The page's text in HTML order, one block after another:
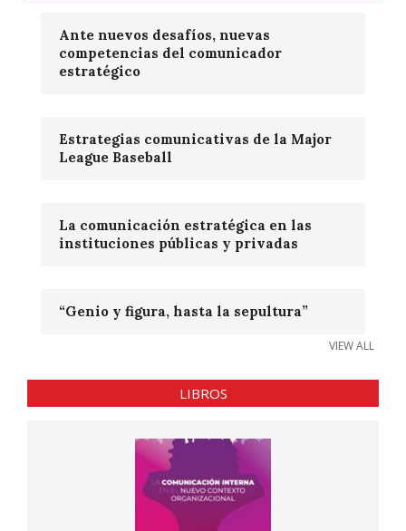
Ante nuevos desafíos, nuevas
competencias del comunicador
estratégico
Estrategias comunicativas de la Major
League Baseball
La comunicación estratégica en las
instituciones públicas y privadas
“Genio y figura, hasta la sepultura”
VIEW ALL
LIBROS